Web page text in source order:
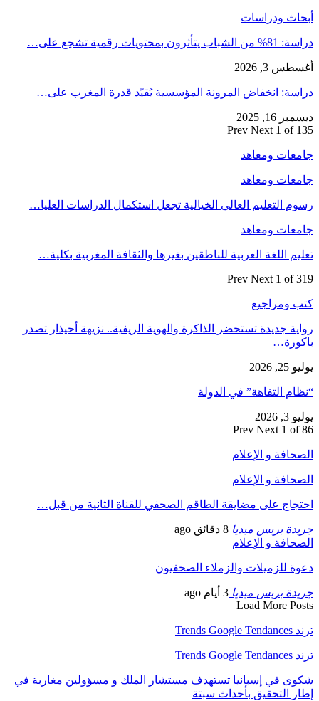
أبحاث ودراسات
دراسة: 81% من الشباب يتأثرون بمحتويات رقمية تشجع على…
أغسطس 3, 2026
دراسة: انخفاض المرونة المؤسسية يُقيّد قدرة المغرب على…
ديسمبر 16, 2025
Prev Next 1 of 135
جامعات ومعاهد
جامعات ومعاهد
رسوم التعليم العالي الخيالية تجعل استكمال الدراسات العليا…
جامعات ومعاهد
تعليم اللغة العربية للناطقين بغيرها والثقافة المغربية بكلية…
Prev Next 1 of 319
كتب ومراجيع
رواية جديدة تستحضر الذاكرة والهوية الريفية.. نزيهة أحيذار تصدر
باكورة…
يوليو 25, 2026
“نظام التفاهة” في الدولة
يوليو 3, 2026
Prev Next 1 of 86
الصحافة و الإعلام
الصحافة و الإعلام
احتجاج على مضايقة الطاقم الصحفي للقناة الثانية من قبل…
جريدة بريس ميديا 8 دقائق ago
الصحافة و الإعلام
دعوة للزميلات والزملاء الصحفيون
جريدة بريس ميديا 3 أيام ago
Load More Posts
ترند Trends Google Tendances
ترند Trends Google Tendances
شكوى في إسبانيا تستهدف مستشار الملك و مسؤولين مغاربة في
إطار التحقيق بأحداث سبتة